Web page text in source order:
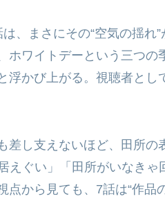
、まさにその“空気の揺れ
ホワイトデーという三つの
浮かび上がる。視聴者とし
差し支えないほど、田所の
えぐい」「田所がいなきゃ
から見ても、7話は“作品